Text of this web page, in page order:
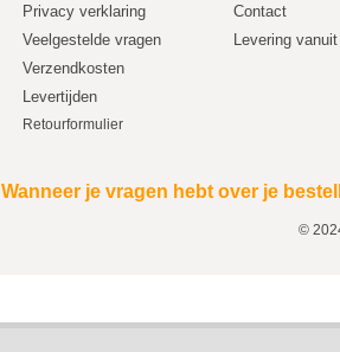
Privacy verklaring
Contact
Veelgestelde vragen
Levering
Verzendkosten
Levertijden
Retourformulier
Wanneer je vragen hebt over je
©